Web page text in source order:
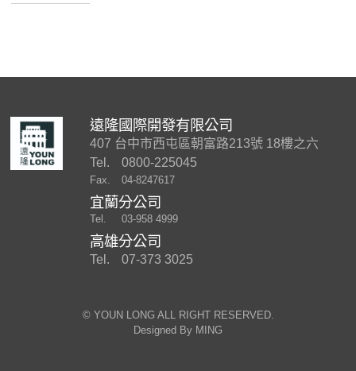
遠隆國際開發有限公司
407 台中市西屯區朝富路213號 18樓之六
Tel.
0800-225045
Fax. 04-8247617
宜蘭分公司
Tel. 03-958 4999
高雄分公司
Tel. 07-373 3025
©︎ YOUN LONG ALL RIGHT RESERVED.
Designed By MING